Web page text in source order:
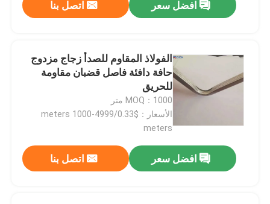
افضل سعر اتصل بنا
الفولاذ المقاوم للصدأ زجاج مزدوج
حافة دافئة فاصل قضبان مقاومة
للحريق
MOQ：1000 متر
الأسعار：$0.33/meters 1000-4999
meters
افضل سعر اتصل بنا